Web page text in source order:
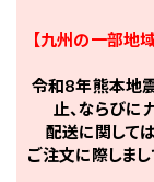
【九州の一部地
令和8年熊本地
止、ならびに
配送に関して
ご注文に際しま